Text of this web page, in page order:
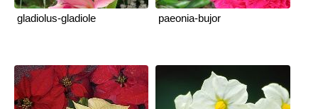
gladiolus-gladiole paeonia-bujor